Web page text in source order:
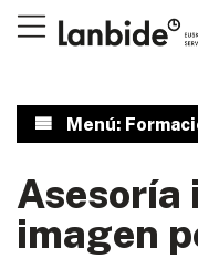
Menú:
Asesoría
imagen